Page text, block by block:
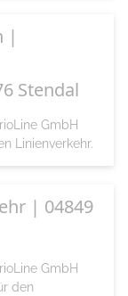
|
Stendal
GmbH
Linienverkehr.
| 04849
GmbH
den